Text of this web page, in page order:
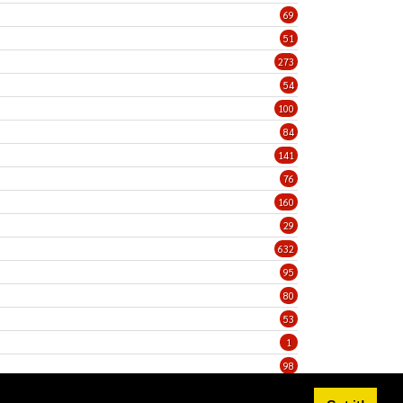
69
51
273
54
100
84
141
76
160
29
632
95
80
53
1
98